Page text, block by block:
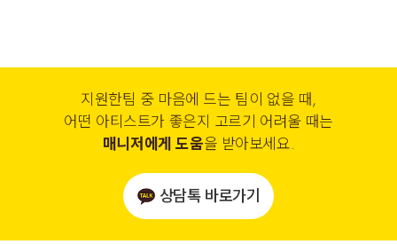
지원한팀 중 마음에 드는 팀이 없을 때,
어떤 아티스트가 좋은지 고르기 어려울 때는
매니저에게 도움을 받아보세요.
상담톡 바로가기